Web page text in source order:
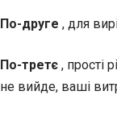
По-друге , для
По-третє , прості
не вийде, ваші